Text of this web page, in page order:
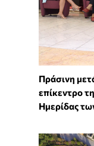
Πράσινη
επίκεντρο
Ημερίδας